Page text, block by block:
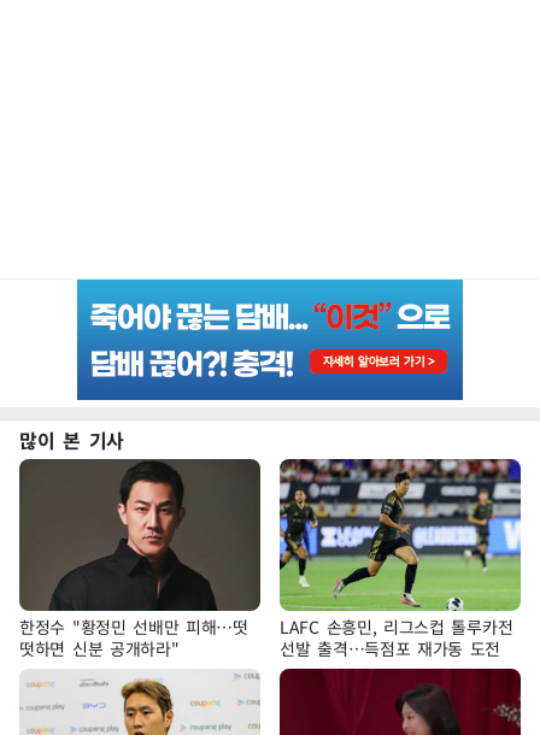
많이 본 기사
한정수 "황정민 선배만 피해…떳
떳하면 신분 공개하라"
LAFC 손흥민, 리그스컵 톨루카전
선발 출격…득점포 재가동 도전